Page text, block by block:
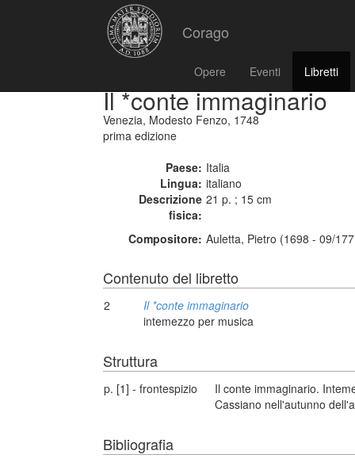
Corago
Opere Eventi Libretti
Il *conte immaginario
Venezia, Modesto Fenzo, 1748
prima edizione
Paese: Italia
Lingua: italiano
Descrizione
fisica:
21 p. ; 15 cm
Compositore: Auletta, Pietro (1698 - 09/
Contenuto del libretto
2
Il *conte immaginario
intemezzo per musica
Struttura
p. [1] - frontespizio
Il conte immaginario.
Cassiano nell'autunno
Bibliografia